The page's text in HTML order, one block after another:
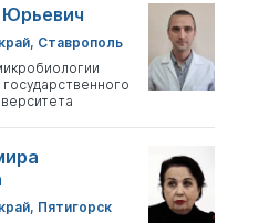
Ставрополь
Пятигорск